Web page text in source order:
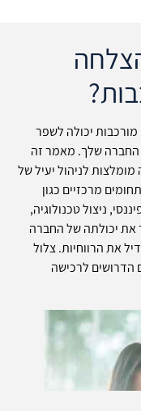
מורכבות יכולה לשפר
החברה שלך. מאמר זה
מומלצות לניהול יעיל של
מרכזיים כגון
ניצול טכנולוגיה,
את יכולתה של החברה
את הרווחיות. צלול
הדרושים לרכישה